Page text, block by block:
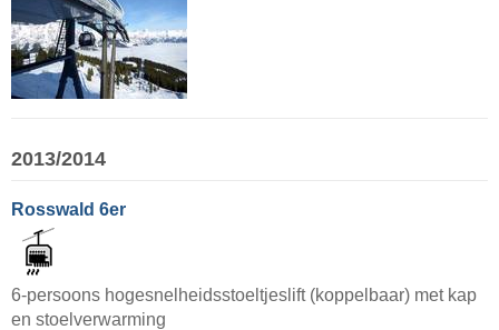
2013/2014
Rosswald 6er
6-persoons hogesnelheidsstoeltjeslift (koppelbaar) met kap
en stoelverwarming